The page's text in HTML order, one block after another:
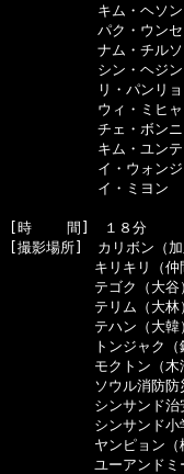
　　　　　キム・ヘソ
　　　　　パク・ウン
　　　　　ナム・チル
　　　　　シン・ヘジ
　　　　　リ・パンリ
　　　　　ウィ・ミヒ
　　　　　チェ・ボン
　　　　　キム・ユン
　　　　　イ・ウォン
　　　　　イ・ミヨン
[時    間]　１８分
[撮影場所]　カリボン（
キリキリ（仲間
テゴク（大谷
テリム（大林）雨
テハン（大韓）
トンジャク（銅
モクトン（木洞）
ソウル消防防災
シンサンド治安
シンサンド小
ヤンピョン（楊平
ユーアンドミー